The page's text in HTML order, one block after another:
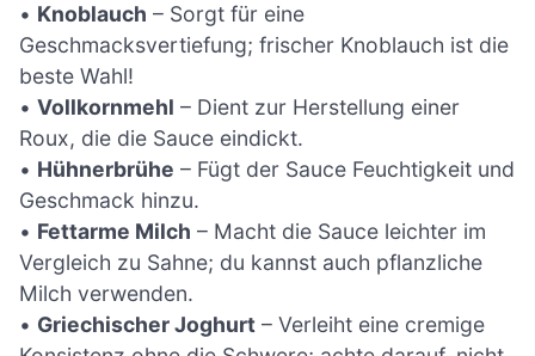
• Knoblauch – Sorgt für eine
Geschmacksvertiefung; frischer Knoblauch ist die
beste Wahl!
• Vollkornmehl – Dient zur Herstellung einer
Roux, die die Sauce eindickt.
• Hühnerbrühe – Fügt der Sauce Feuchtigkeit und
Geschmack hinzu.
• Fettarme Milch – Macht die Sauce leichter im
Vergleich zu Sahne; du kannst auch pflanzliche
Milch verwenden.
• Griechischer Joghurt – Verleiht eine cremige